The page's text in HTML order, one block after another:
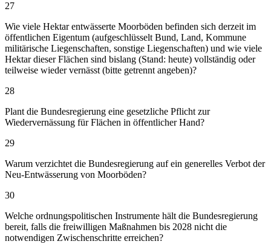
27
Wie viele Hektar entwässerte Moorböden befinden sich derzeit im
öffentlichen Eigentum (aufgeschlüsselt Bund, Land, Kommune
militärische Liegenschaften, sonstige Liegenschaften) und wie viele
Hektar dieser Flächen sind bislang (Stand: heute) vollständig oder
teilweise wieder vernässt (bitte getrennt angeben)?
28
Plant die Bundesregierung eine gesetzliche Pflicht zur
Wiedervernässung für Flächen in öffentlicher Hand?
29
Warum verzichtet die Bundesregierung auf ein generelles Verbot der
Neu-Entwässerung von Moorböden?
30
Welche ordnungspolitischen Instrumente hält die Bundesregierung
bereit, falls die freiwilligen Maßnahmen bis 2028 nicht die
notwendigen Zwischenschritte erreichen?